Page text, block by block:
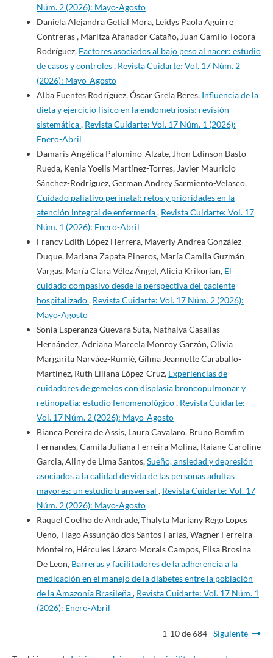
Núm. 2 (2026): Mayo-Agosto
Daniela Alejandra Getial Mora, Leidys Paola Aguirre
Contreras , Maritza Afanador Cataño, Juan Camilo Tocora
Rodríguez, Factores asociados al bajo peso al nacer: estudio
de casos y controles, Revista Cuidarte: Vol. 17 Núm. 2
(2026): Mayo-Agosto
Alba Fuentes Rodríguez, Óscar Grela Beres, Influencia de la
dieta y ejercicio físico en la endometriosis: revisión
sistemática, Revista Cuidarte: Vol. 17 Núm. 1 (2026):
Enero-Abril
Damaris Angélica Palomino-Alzate, Jhon Edinson Basto-
Rueda, Kenia Yoelis Martínez-Torres, Javier Mauricio
Sánchez-Rodríguez, German Andrey Sarmiento-Velasco,
Cuidado paliativo perinatal: retos y prioridades en la
atención integral de enfermería, Revista Cuidarte: Vol. 17
Núm. 1 (2026): Enero-Abril
Francy Edith López Herrera, Mayerly Andrea González
Duque, Mariana Zapata Pineros, María Camila Guzmán
Vargas, María Clara Vélez Ángel, Alicia Krikorian, El
cuidado compasivo desde la perspectiva del paciente
hospitalizado, Revista Cuidarte: Vol. 17 Núm. 2 (2026):
Mayo-Agosto
Sonia Esperanza Guevara Suta, Nathalya Casallas
Hernández, Adriana Marcela Monroy Garzón, Olivia
Margarita Narváez-Rumié, Gilma Jeannette Caraballo-
Martinez, Ruth Liliana López-Cruz, Experiencias de
cuidadores de gemelos con displasia broncopulmonar y
retinopatía: estudio fenomenológico, Revista Cuidarte:
Vol. 17 Núm. 2 (2026): Mayo-Agosto
Bianca Pereira de Assis, Laura Cavalaro, Bruno Bomfim
Fernandes, Camila Juliana Ferreira Molina, Raiane Caroline
Garcia, Aliny de Lima Santos,Sueño, ansiedad y depresión
asociados a la calidad de vida de las personas adultas
mayores: un estudio transversal , Revista Cuidarte: Vol. 17
Núm. 2 (2026): Mayo-Agosto
Raquel Coelho de Andrade, Thalyta Mariany Rego Lopes
Ueno, Tiago Assunção dos Santos Farias, Wagner Ferreira
Monteiro, Hércules Lázaro Morais Campos, Elisa Brosina
De Leon, Barreras y facilitadores de la adherencia a la
medicación en el manejo de la diabetes entre la población
de la Amazonía Brasileña, Revista Cuidarte: Vol. 17 Núm. 1
(2026): Enero-Abril
1-10 de 684 Siguiente